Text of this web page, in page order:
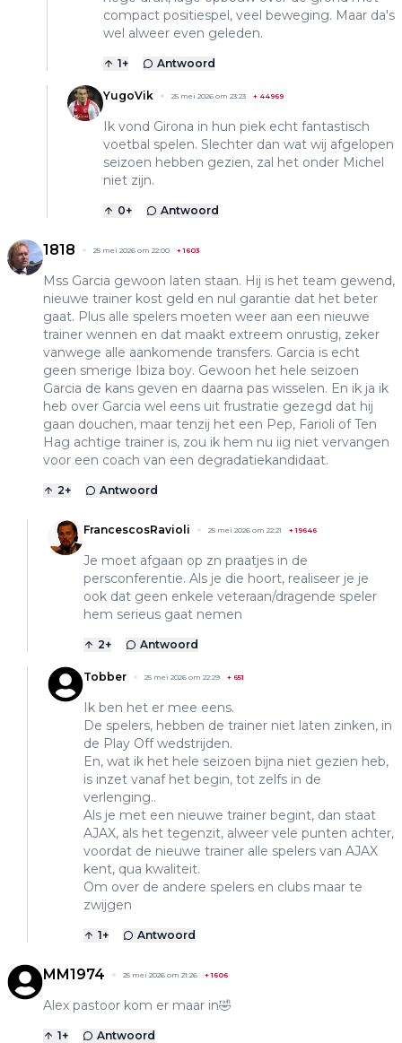
compact positiespel, veel beweging. Maar da's
wel alweer even geleden.
1+ Antwoord
YugoVik 25 mei 2026 om 23:23 + 44969
Ik vond Girona in hun piek echt fantastisch
voetbal spelen. Slechter dan wat wij afgelopen
seizoen hebben gezien, zal het onder Michel
niet zijn.
0+ Antwoord
1818 25 mei 2026 om 22:00 +1603
Mss Garcia gewoon laten staan. Hij is het team gewend,
nieuwe trainer kost geld en nul garantie dat het beter
gaat. Plus alle spelers moeten weer aan een nieuwe
trainer wennen en dat maakt extreem onrustig, zeker
vanwege alle aankomende transfers. Garcia is echt
geen smerige Ibiza boy. Gewoon het hele seizoen
Garcia de kans geven en daarna pas wisselen. En ik ja ik
heb over Garcia wel eens uit frustratie gezegd dat hij
gaan douchen, maar tenzij het een Pep, Farioli of Ten
Hag achtige trainer is, zou ik hem nu iig niet vervangen
voor een coach van een degradatiekandidaat.
2+ Antwoord
FrancescosRavioli 25 mei 2026 om 22:21 +19646
Je moet afgaan op zn praatjes in de
persconferentie. Als je die hoort, realiseer je je
ook dat geen enkele veteraan/dragende speler
hem serieus gaat nemen
2+ Antwoord
Tobber 25 mei 2026 om 22:29 + 651
Ik ben het er mee eens.
De spelers, hebben de trainer niet laten zinken, in
de Play Off wedstrijden.
En, wat ik het hele seizoen bijna niet gezien heb,
is inzet vanaf het begin, tot zelfs in de
verlenging..
Als je met een nieuwe trainer begint, dan staat
AJAX, als het tegenzit, alweer vele punten achter,
voordat de nieuwe trainer alle spelers van AJAX
kent, qua kwaliteit.
Om over de andere spelers en clubs maar te
zwijgen
1+ Antwoord
MM1974 25 mei 2026 om 21:26 +1606
Alex pastoor kom er maar in🤣
1+ Antwoord